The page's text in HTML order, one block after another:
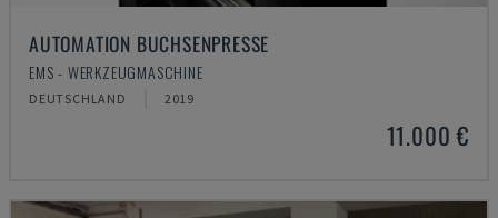
AUTOMATION BUCHSENPRESSE
EMS - WERKZEUGMASCHINE
DEUTSCHLAND 2019
11.000 €